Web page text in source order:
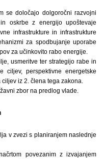
se določajo dolgoročni razvojni
oskrbe z energijo upoštevaje
infrastrukture in infrastrukture
za spodbujanje uporabe
za učinkovito rabo energije.
usmeritve ter strategijo rabe in
ciljev, perspektivne energetske
iz 2. člena tega zakona.
zbor na predlog vlade.
v zvezi s planiranjem naslednje
povezanim z izvajanjem